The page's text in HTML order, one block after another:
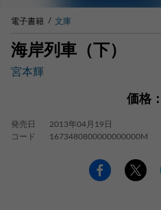
電子書籍 文庫
海岸列車（下）
宮本輝
価格：
発売日
2013年04月19日
コード
1673480800000000000M